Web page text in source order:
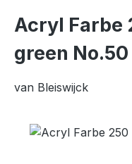
Acryl Farbe
green
van Bleiswijck
Bildergalerie